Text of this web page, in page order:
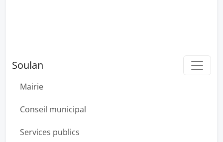
Soulan
Mairie
Conseil municipal
Services publics